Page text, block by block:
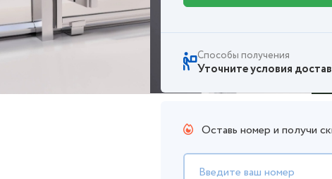
Способы получения
Уточните условия
Оставь номер и получи